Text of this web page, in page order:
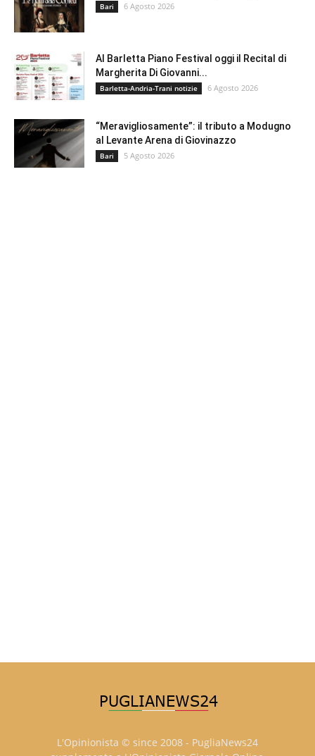
Bari 6 Agosto 2026
Al Barletta Piano Festival oggi il Recital di
Margherita Di Giovanni...
Barletta-Andria-Trani notizie 6 Agosto 2026
“Meravigliosamente”: il tributo a Modugno
al Levante Arena di Giovinazzo
Bari 5 Agosto 2026
L'Opinionista © since 2008 - PugliaNews24